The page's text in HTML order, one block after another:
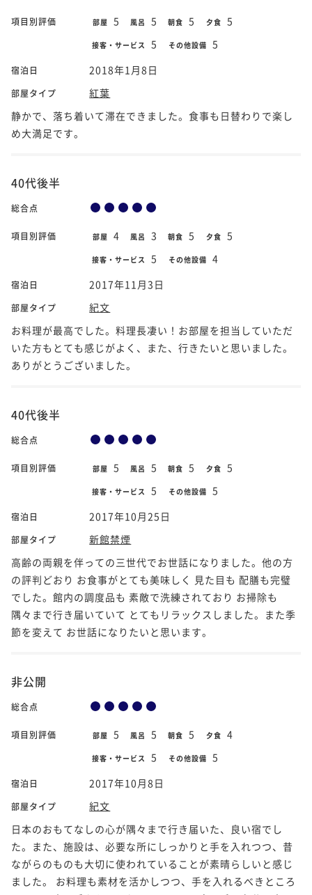
項目別評価 部屋 5 風呂 5 朝食 5 夕食 5
接客・サービス 5 その他設備 5
宿泊日 2018年1月8日
部屋タイプ
紅葉
静かで、落ち着いて滞在できました。食事も日替わりで楽し
め大満足です。
40代後半
総合点
項目別評価 部屋 4 風呂 3 朝食 5 夕食 5
接客・サービス 5 その他設備 4
宿泊日 2017年11月3日
部屋タイプ
紀文
お料理が最高でした。料理長凄い！お部屋を担当していただ
いた方もとても感じがよく、また、行きたいと思いました。
ありがとうございました。
40代後半
総合点
項目別評価 部屋 5 風呂 5 朝食 5 夕食 5
接客・サービス 5 その他設備 5
宿泊日 2017年10月25日
部屋タイプ
新館禁煙
高齢の両親を伴っての三世代でお世話になりました。他の方
の評判どおり お食事がとても美味しく 見た目も 配膳も完璧
でした。館内の調度品も 素敵で洗練されており お掃除も
隅々まで行き届いていて とてもリラックスしました。また季
節を変えて お世話になりたいと思います。
非公開
総合点
項目別評価 部屋 5 風呂 5 朝食 5 夕食 4
接客・サービス 5 その他設備 5
宿泊日 2017年10月8日
部屋タイプ
紀文
日本のおもてなしの心が隅々まで行き届いた、良い宿でし
た。また、施設は、必要な所にしっかりと手を入れつつ、昔
ながらのものも大切に使われていることが素晴らしいと感じ
ました。 お料理も素材を活かしつつ、手を入れるべきところ